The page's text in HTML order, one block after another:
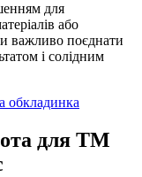
для
або
важливо поєднати
і солідним
для ТМ